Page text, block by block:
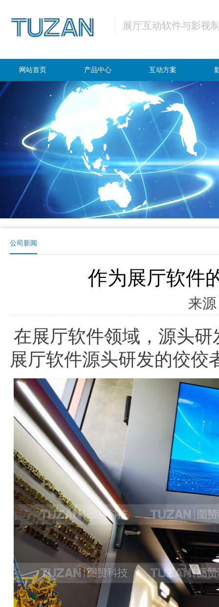
展厅互动软件与影视
网站首页 产品中心 互动方案
公司新闻
作为展厅软件
来
在展厅软件领域，源头
展厅软件源头研发的佼佼